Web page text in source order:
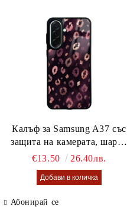
Калъф за Samsung A37 със
защита на камерата, шарен
калъф Lusi case
€13.50 26.40лв.
Абонирай се